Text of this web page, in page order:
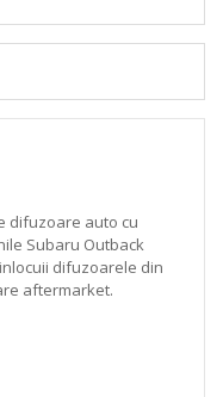
difuzoare auto cu
Subaru Outback
difuzoarele din
aftermarket.